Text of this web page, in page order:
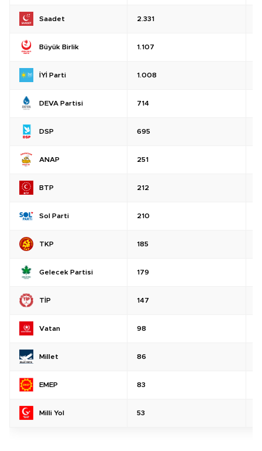
Saadet 2.331
Büyük Birlik 1.107
İYİ Parti 1.008
DEVA Partisi 714
DSP 695
ANAP 251
BTP 212
Sol Parti 210
TKP 185
Gelecek Partisi 179
TİP 147
Vatan 98
Millet 86
EMEP 83
Milli Yol 53